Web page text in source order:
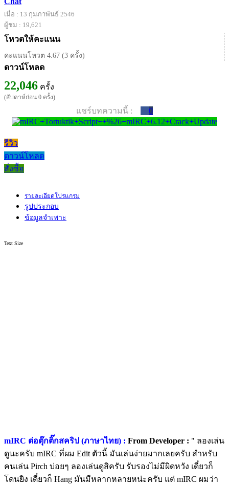
เมื่อ : 13 กุมภาพันธ์ 2546
ผู้ชม : 19,621
โหวตให้คะแนน
คะแนนโหวต 4.67 (3 ครั้ง)
ดาวน์โหลด
22,046 ครั้ง
(สัปดาห์ก่อน 0 ครั้ง)
แชร์บทความนี้ : 0
รีวิว
ดาวน์โหลด
สั่งซื้อ
รายละเอียดโปรแกรม
รูปประกอบ
ข้อมูลจำเพาะ
Text Size
mIRC ต่อตุ๊กติ๊กสคริป (ภาษาไทย) : From Developer : " ลองเล่น
ดูนะครับ mIRC ที่ผม Edit ตัวนี้ มันเล่นง่ายมากเลยครับ สำหรับ
คนเล่น Pirch บ่อยๆ ลองเล่นดูสิครับ รับรองไม่มีผิดหวัง เดี๋ยวก็
โดนยิง เดี๋ยวก็ Hang มันมีหลากหลายหน่ะครับ แต่ mIRC ผมว่า